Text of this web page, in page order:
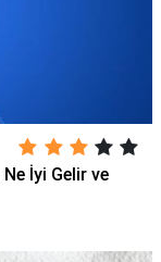
İyi Gelir ve